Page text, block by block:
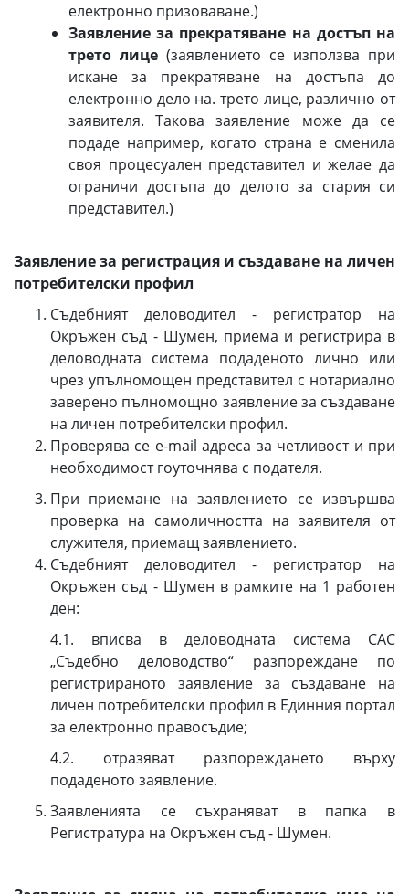
електронно призоваване.)
Заявление за прекратяване на достъп на
трето лице (заявлението се използва при
искане за прекратяване на достъпа до
електронно дело на. трето лице, различно от
заявителя. Такова заявление може да се
подаде например, когато страна е сменила
своя процесуален представител и желае да
ограничи достъпа до делото за стария си
представител.)
Заявление за регистрация и създаване на личен
потребителски профил
Съдебният деловодител - регистратор на
Окръжен съд - Шумен, приема и регистрира в
деловодната система подаденото лично или
чрез упълномощен представител с нотариално
заверено пълномощно заявление за създаване
на личен потребителски профил.
Проверява се e-mail адреса за четливост и при
необходимост гоуточнява с подателя.
При приемане на заявлението се извършва
проверка на самоличността на заявителя от
служителя, приемащ заявлението.
Съдебният деловодител - регистратор на
Окръжен съд - Шумен в рамките на 1 работен
ден:
4.1. вписва в деловодната система САС
„Съдебно деловодство“ разпореждане по
регистрираното заявление за създаване на
личен потребителски профил в Единния портал
за електронно правосъдие;
4.2. отразяват разпореждането върху
подаденото заявление.
Заявленията се съхраняват в папка в
Регистратура на Окръжен съд - Шумен.